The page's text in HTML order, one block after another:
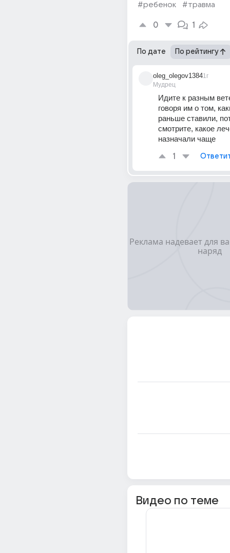
#ребенок
#травма
0 1
По дате По рейтингу
oleg_olegov1384
Мудрец
1г
Идите к разным
говоря им о том,
раньше ставили,
смотрите, какое
назначали чаще
1
Видео по теме